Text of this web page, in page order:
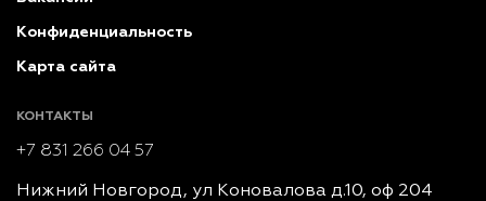
Конфиденциальность
Карта сайта
КОНТАКТЫ
+7 831 266 04 57
Нижний Новгород, ул Коновалова д.10, оф 204